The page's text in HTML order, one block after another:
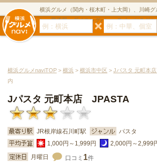
横浜グルメ（関内・桜木町・上大岡）、川崎
ン・居酒屋・ダイニングバー・スイーツのグル
横浜グルメnaviTOP > 横浜 > 横浜市中区 > Jパスタ 元町本
内
Jパスタ 元町本店 JPASTA
JR根岸線石川町駅
パスタ
1,000円～1,999円
2,000円～2,999
月曜日
口コミ 1件